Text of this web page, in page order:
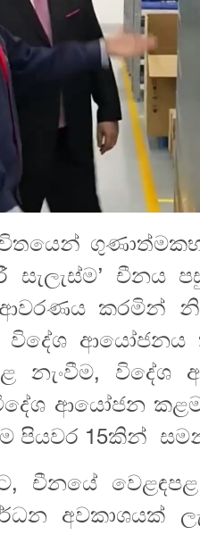
සැලැස්ම’
ආවරණය කරමින්
විදේශ
නැංවීම, විදේශ
ආයෝජන
පියවර 15කින්
චීනයේ
අවකාශයක්